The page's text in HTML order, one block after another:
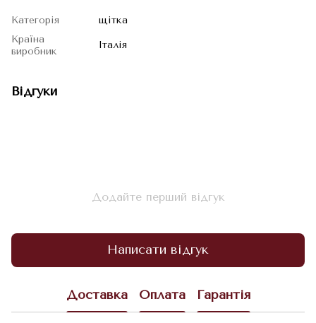
Категорія
щітка
Країна
виробник
Італія
Відгуки
Додайте перший відгук
Написати відгук
Доставка Оплата Гарантія